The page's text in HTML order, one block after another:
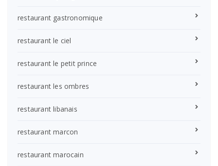
restaurant gastronomique
restaurant le ciel
restaurant le petit prince
restaurant les ombres
restaurant libanais
restaurant marcon
restaurant marocain